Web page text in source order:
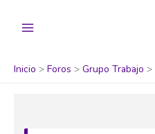
Inicio Foros Grupo Trabajo